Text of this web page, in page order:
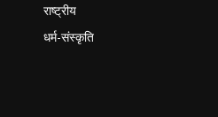
राष्ट्रीय
धर्म-संस्कृति